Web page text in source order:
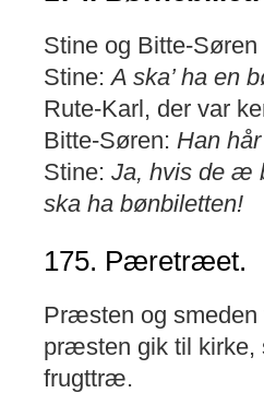
Stine og Bitte-
Stine:A ska’ ha en
Rute-Karl, der var
Bitte-Søren: Han
Stine: Ja, hvis de æ
ska ha bønbiletten!
175. Pæretræet.
Præsten og smeden
præsten gik til kirke,
frugttræ.